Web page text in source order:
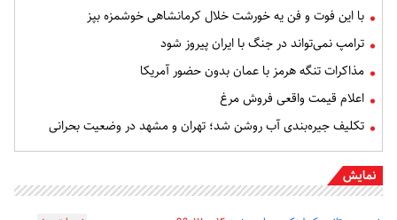
با این فوت و فن یه خورشت خلال کرمانشاهی خوشمزه بپز
ترامپ نمی‌تواند در جنگ با ایران پیروز شود
مذاکرات تنگه هرمز با عمان بدون حضور آمریکا
اعلام قیمت واقعی فروش مرغ
تکلیف جیره‌بندی آب روشن شد؛ تهران و مشهد در وضعیت بحرانی
نمایش